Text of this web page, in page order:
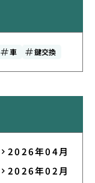
車 鍵交換
2026年04月
2026年02月